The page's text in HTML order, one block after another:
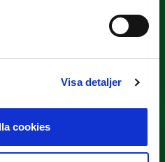
Visa detaljer
cookies
IF